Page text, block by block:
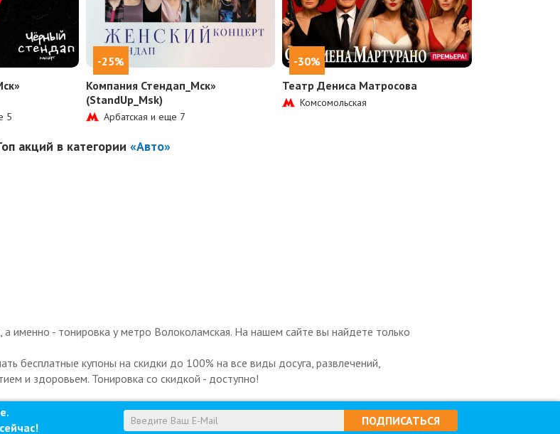
5
-25%
Компания Стендап_Мск»
(StandUp_Msk)
Арбатская и еще 7
-30%
Театр Дениса Матросова
Комсомольская
акций в категории «Авто»
именно - тонировка у метро Волоколамская. На нашем сайте вы найдете только
бесплатные купоны на скидки до 100% на все виды досуга, развлечений,
и здоровьем. Тонировка со скидкой - доступно!
ПОДПИСАТЬСЯ